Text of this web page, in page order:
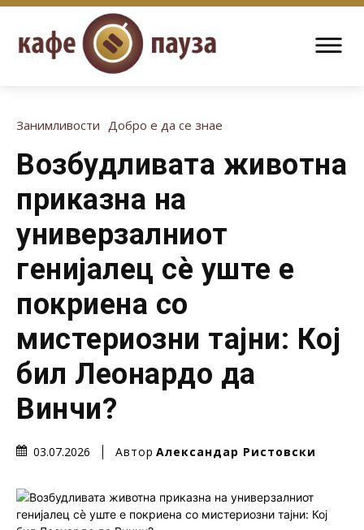
Занимливости Добро е да се знае
Возбудливата животна
приказна на
универзалниот
генијалец сè уште е
покриена со
мистериозни тајни: Кој
бил Леонардо да
Винчи?
03.07.2026 Автор Александар Ристовски